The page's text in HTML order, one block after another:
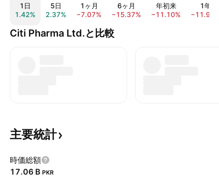
1日
1.42%
5日
2.37%
1ヶ月
−7.07%
6ヶ月
−15.37%
年初来
−11.10%
1年
Citi Pharma Ltd.と比較
主要統計
時価総額
‪17.06 B‬ PKR